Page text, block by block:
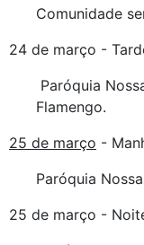
Comunidade
24 de março -
Paróquia
Flamengo.
25 de março -
Paróquia
25 de março -